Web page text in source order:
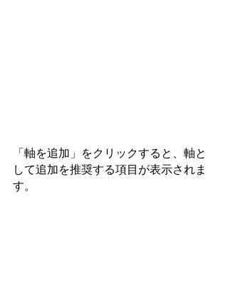
「軸を追加」をクリックすると、軸と
して追加を推奨する項目が表示されま
す。